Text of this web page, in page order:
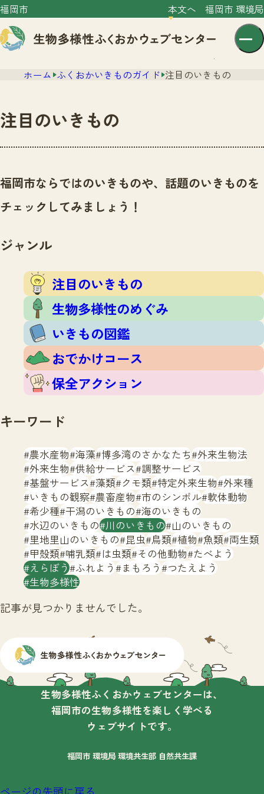
福岡市 本文へ 福岡市 環境局
文字サイズ 小 中 大
センター紹介
センター紹介TOP
サイトポリシー
ニュース
いきものガイド
注目のいきもの
生物多様性のめぐみ
いきもの図鑑
おでかけコース
保全アクション
イベント
いきもの調査隊
調査レポート
調査レポートTOP
調査結果
ふくおかいきものマップ
マッチング
マッチングTOP
掲載申し込みフォーム
お問合せ
生物多様性ふくおかウェブセンターとは
サイトマップ
ホーム ふくおかいきものガイド 注目のいきもの
注目のいきもの
福岡市ならではのいきものや、話題のいきものを
チェックしてみましょう！
ジャンル
注目のいきもの
生物多様性のめぐみ
いきもの図鑑
おでかけコース
保全アクション
キーワード
農水産物 海藻 博多湾のさかなたち 外来生物法
外来生物 供給サービス 調整サービス
基盤サービス 藻類 クモ類 特定外来生物 外来種
いきもの観察 農畜産物 市のシンボル 軟体動物
希少種 干潟のいきもの 海のいきもの
水辺のいきもの 川のいきもの 山のいきもの
里地里山のいきもの 昆虫 鳥類 植物 魚類 両生類
甲殻類 哺乳類 は虫類 その他動物 たべよう
えらぼう ふれよう まもろう つたえよう
生物多様性
記事が見つかりませんでした。
生物多様性ふくおかウェブセンターは、
福岡市の生物多様性を楽しく学べる
ウェブサイトです。
福岡市 環境局 環境共生部 自然共生課